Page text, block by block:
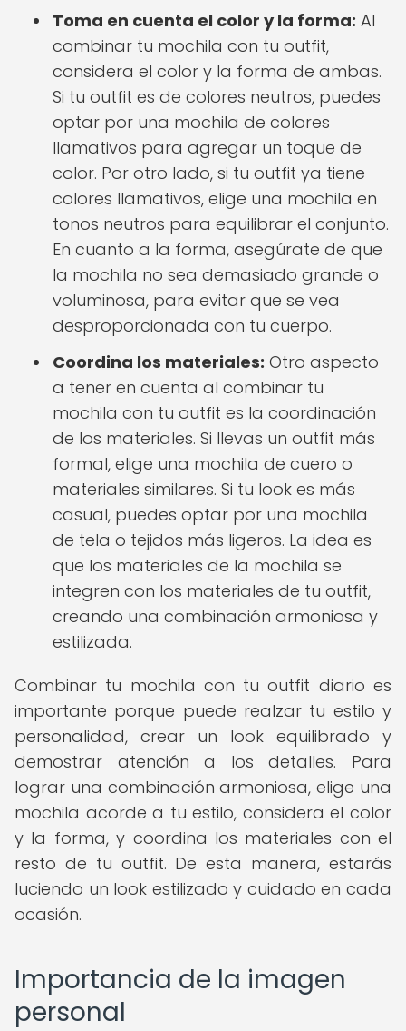
Toma en cuenta el color y la forma: Al
combinar tu mochila con tu outfit,
considera el color y la forma de ambas.
Si tu outfit es de colores neutros, puedes
optar por una mochila de colores
llamativos para agregar un toque de
color. Por otro lado, si tu outfit ya tiene
colores llamativos, elige una mochila en
tonos neutros para equilibrar el conjunto.
En cuanto a la forma, asegúrate de que
la mochila no sea demasiado grande o
voluminosa, para evitar que se vea
desproporcionada con tu cuerpo.
Coordina los materiales: Otro aspecto
a tener en cuenta al combinar tu
mochila con tu outfit es la coordinación
de los materiales. Si llevas un outfit más
formal, elige una mochila de cuero o
materiales similares. Si tu look es más
casual, puedes optar por una mochila
de tela o tejidos más ligeros. La idea es
que los materiales de la mochila se
integren con los materiales de tu outfit,
creando una combinación armoniosa y
estilizada.
Combinar tu mochila con tu outfit diario es
importante porque puede realzar tu estilo y
personalidad, crear un look equilibrado y
demostrar atención a los detalles. Para
lograr una combinación armoniosa, elige una
mochila acorde a tu estilo, considera el color
y la forma, y coordina los materiales con el
resto de tu outfit. De esta manera, estarás
luciendo un look estilizado y cuidado en cada
ocasión.
Importancia de la imagen
personal